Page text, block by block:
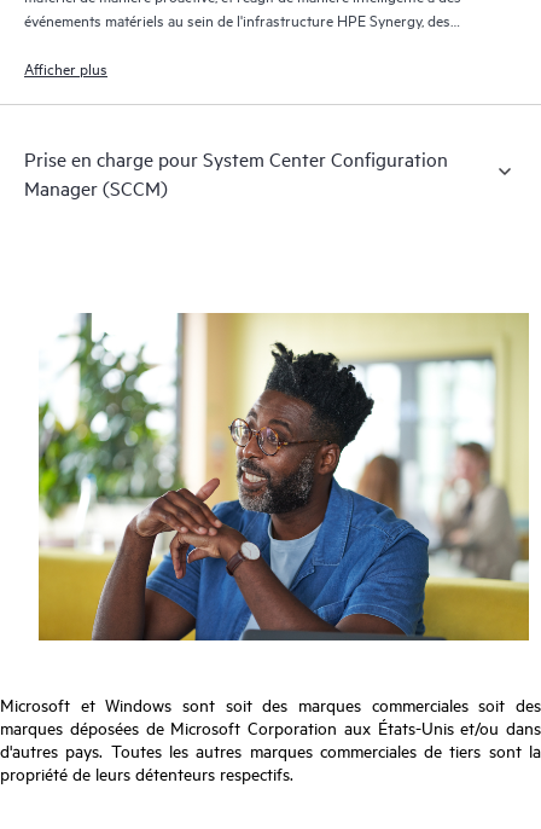
événements matériels au sein de l'infrastructure HPE Synergy, des
de stockage HPE.
Afficher plus
Prise en charge pour System Center Configuration
Manager (SCCM)
Microsoft et Windows sont soit des marques commerciales soit des
marques déposées de Microsoft Corporation aux États-Unis et/ou dans
d'autres pays. Toutes les autres marques commerciales de tiers sont la
propriété de leurs détenteurs respectifs.